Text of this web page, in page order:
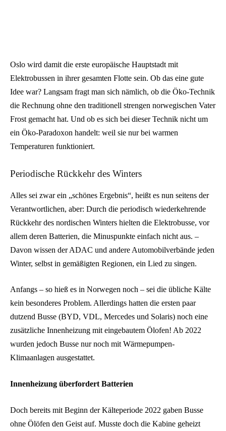
Oslo wird damit die erste europäische Hauptstadt mit
Elektrobussen in ihrer gesamten Flotte sein. Ob das eine gute
Idee war? Langsam fragt man sich nämlich, ob die Öko-Technik
die Rechnung ohne den traditionell strengen norwegischen Vater
Frost gemacht hat. Und ob es sich bei dieser Technik nicht um
ein Öko-Paradoxon handelt: weil sie nur bei warmen
Temperaturen funktioniert.
Periodische Rückkehr des Winters
Alles sei zwar ein „schönes Ergebnis“, heißt es nun seitens der
Verantwortlichen, aber: Durch die periodisch wiederkehrende
Rückkehr des nordischen Winters hielten die Elektrobusse, vor
allem deren Batterien, die Minuspunkte einfach nicht aus. –
Davon wissen der ADAC und andere Automobilverbände jeden
Winter, selbst in gemäßigten Regionen, ein Lied zu singen.
Anfangs – so hieß es in Norwegen noch – sei die übliche Kälte
kein besonderes Problem. Allerdings hatten die ersten paar
dutzend Busse (BYD, VDL, Mercedes und Solaris) noch eine
zusätzliche Innenheizung mit eingebautem Ölofen! Ab 2022
wurden jedoch Busse nur noch mit Wärmepumpen-
Klimaanlagen ausgestattet.
Innenheizung überfordert Batterien
Doch bereits mit Beginn der Kälteperiode 2022 gaben Busse
ohne Ölöfen den Geist auf. Musste doch die Kabine geheizt